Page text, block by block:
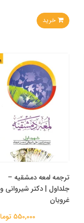
خرید
ترجمه لمعه دمشقیه –
جلداول | دکتر شیروانی و
غرویان
550,000 تومان